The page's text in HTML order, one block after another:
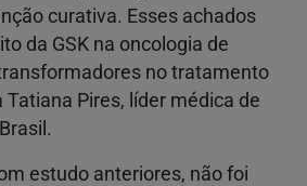
curativa. Esses achados
da GSK na oncologia de
no tratamento
Tatiana Pires, líder médica de
estudo anteriores, não foi